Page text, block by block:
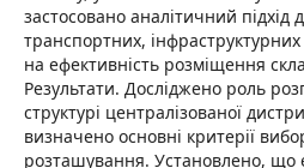
застосовано аналітичний
транспортних,
на ефективність розміщення
Результати. Досліджено роль
структурі централізованої
визначено основні критерії
розташування. Установлено, що